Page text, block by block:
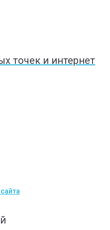
точек и интернет